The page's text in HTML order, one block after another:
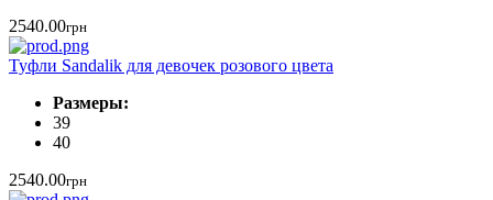
2540.00грн
Туфли Sandalik для девочек розового цвета
Размеры:
39
40
2540.00грн